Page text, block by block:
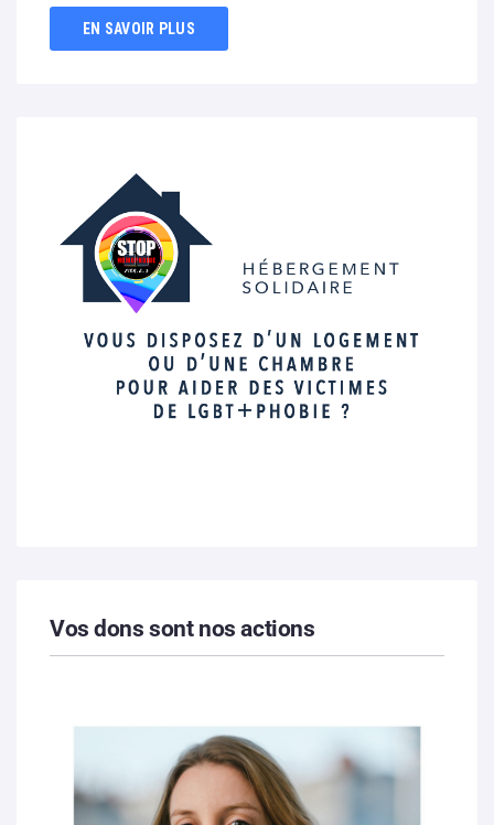
EN SAVOIR PLUS
Vos dons sont nos actions